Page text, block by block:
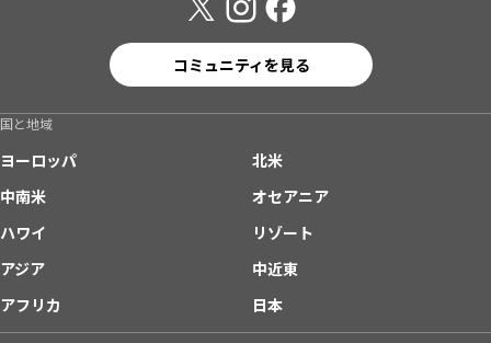
コミュニティを見る
国と地域
ヨーロッパ
北米
中南米
オセアニア
ハワイ
リゾート
アジア
中近東
アフリカ
日本